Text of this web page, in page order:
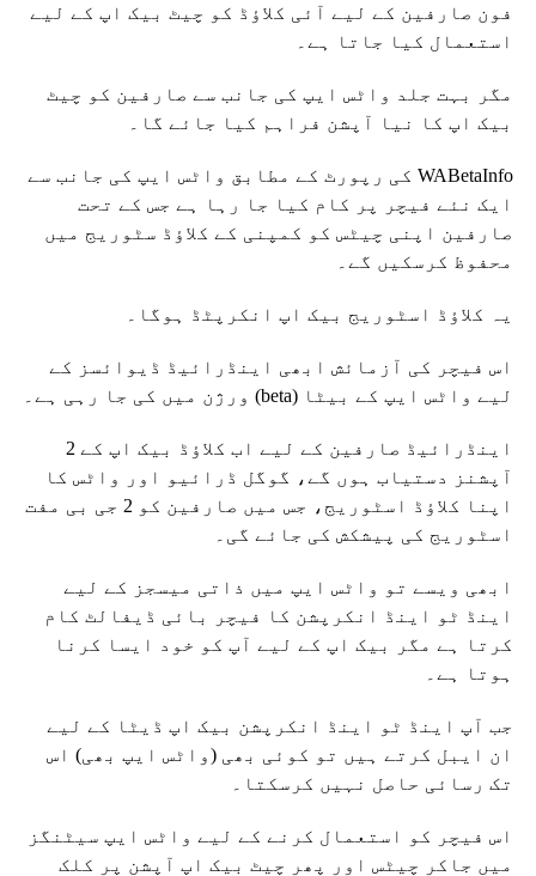
فون صارفین کے لیے آئی کلاؤڈ کو چیٹ بیک اپ کے لیے
استعمال کیا جاتا ہے۔
مگر بہت جلد واٹس ایپ کی جانب سے صارفین کو چیٹ
بیک اپ کا نیا آپشن فراہم کیا جائے گا۔
WABetaInfo کی رپورٹ کے مطابق واٹس ایپ کی جانب سے
ایک نئے فیچر پر کام کیا جا رہا ہے جس کے تحت
صارفین اپنی چیٹس کو کمپنی کے کلاؤڈ سٹوریج میں
محفوظ کرسکیں گے۔
یہ کلاؤڈ اسٹوریج بیک اپ انکرپٹڈ ہوگا۔
اس فیچر کی آزمائش ابھی اینڈرائیڈ ڈیوائسز کے
لیے واٹس ایپ کے بیٹا (beta) ورژن میں کی جا رہی ہے۔
اینڈرائیڈ صارفین کے لیے اب کلاؤڈ بیک اپ کے 2
آپشنز دستیاب ہوں گے، گوگل ڈرائیو اور واٹس کا
اپنا کلاؤڈ اسٹوریج، جس میں صارفین کو 2 جی بی مفت
اسٹوریج کی پیشکش کی جائے گی۔
ابھی ویسے تو واٹس ایپ میں ذاتی میسجز کے لیے
اینڈ ٹو اینڈ انکرپشن کا فیچر بائی ڈیفالٹ کام
کرتا ہے مگر بیک اپ کے لیے آپ کو خود ایسا کرنا
ہوتا ہے۔
جب آپ اینڈ ٹو اینڈ انکرپشن بیک اپ ڈیٹا کے لیے
ان ایبل کرتے ہیں تو کوئی بھی (واٹس ایپ بھی) اس
تک رسائی حاصل نہیں کرسکتا۔
اس فیچر کو استعمال کرنے کے لیے واٹس ایپ سیٹنگز
میں جاکر چیٹس اور پھر چیٹ بیک اپ آپشن پر کلک